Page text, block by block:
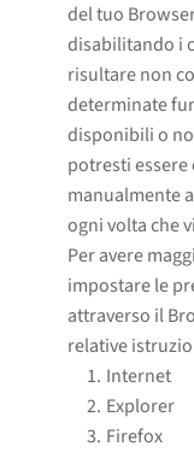
del tuo
disabilitando i
risultare non
determinate
disponibili o
potresti
manualmente
ogni volta che
Per avere
impostare le
attraverso il
relative
Internet
Explorer
Firefox